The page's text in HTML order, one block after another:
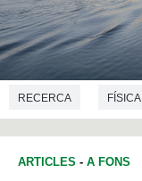
RECERCA FÍSICA
ARTICLES - A FONS